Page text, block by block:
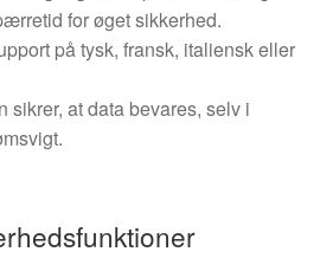
for øget sikkerhed.
på tysk, fransk, italiensk eller
sikrer, at data bevares, selv i